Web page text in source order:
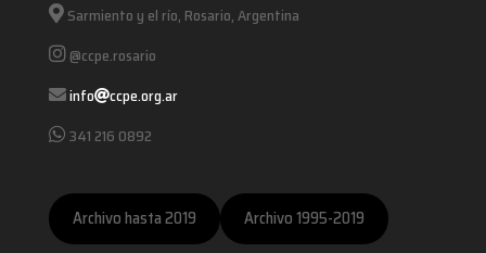
Sarmiento y el río, Rosario, Argentina
@ccpe.rosario
info
ccpe.org.ar
341 216 0892
Archivo hasta 2019 Archivo 1995-2019